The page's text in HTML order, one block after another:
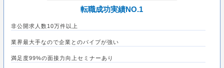
転職成功実績NO.1
非公開求人数10万件以上
業界最大手なので企業とのパイプが強い
満足度99%の面接力向上セミナーあり